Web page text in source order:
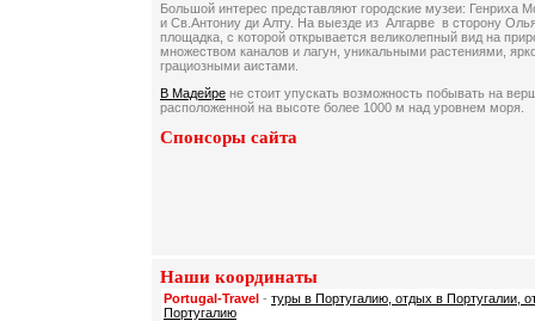
Большой интерес представляют городские музеи: Генриха
и Св.Антониу ди Алту. На выезде из Алгарве в сторону
площадка, с которой открывается великолепный вид на
множеством каналов и лагун, уникальными растениями,
грациозными аистами.
В Мадейре не стоит упускать возможность побывать на
расположенной на высоте более 1000 м над уровнем моря.
Спонсоры сайта
Наши координаты
Portugal-Travel - туры в Португалию, отдых в Португалии,
Португалию